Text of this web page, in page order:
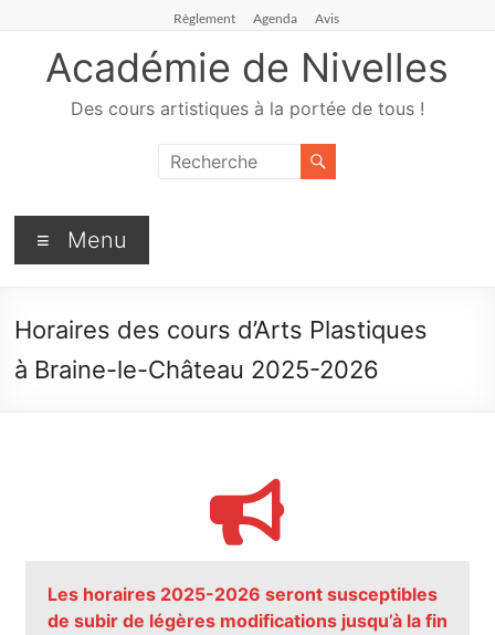
Règlement Agenda Avis
Académie de Nivelles
Des cours artistiques à la portée de tous !
Menu
Horaires des cours d’Arts Plastiques
à Braine-le-Château 2025-2026
Les horaires 2025-2026 seront susceptibles
de subir de légères modifications jusqu’à la fin